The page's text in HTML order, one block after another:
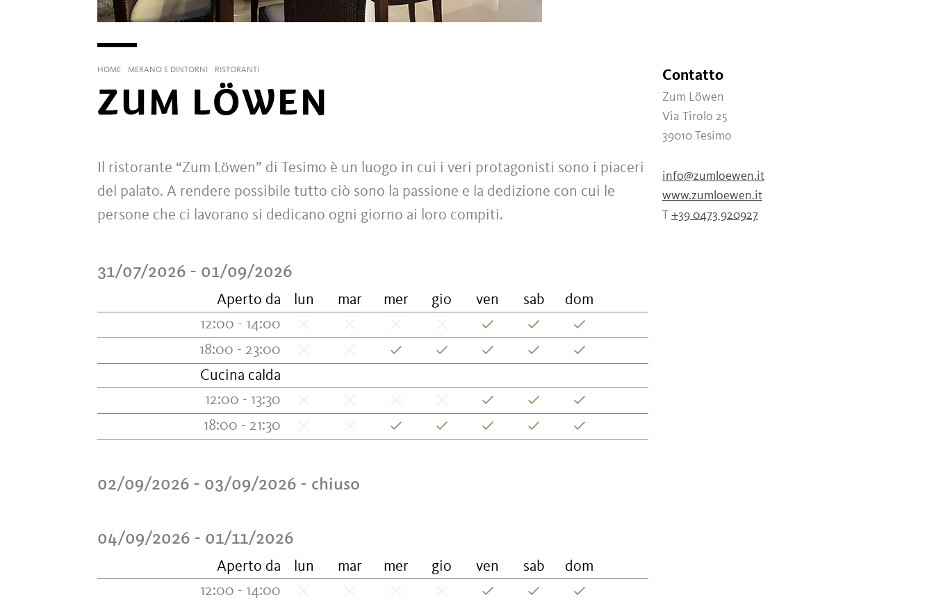
HOME MERANO E DINTORNI RISTORANTI
ZUM LÖWEN
Il ristorante “Zum Löwen” di Tesimo è un luogo in cui i veri protagonisti sono i piaceri
del palato. A rendere possibile tutto ciò sono la passione e la dedizione con cui le
persone che ci lavorano si dedicano ogni giorno ai loro compiti.
31/07/2026 - 01/09/2026
Aperto da lun mar mer gio ven sab
dom
12:00 - 14:00
18:00 - 23:00
Cucina calda
12:00 - 13:30
18:00 - 21:30
02/09/2026 - 03/09/2026 - chiuso
04/09/2026 - 01/11/2026
Aperto da lun mar mer gio ven sab
dom
12:00 - 14:00
Contatto
Zum Löwen
Via Tirolo 25
39010 Tesimo
info@zumloewen.it
www.zumloewen.it
T +39 0473 920927